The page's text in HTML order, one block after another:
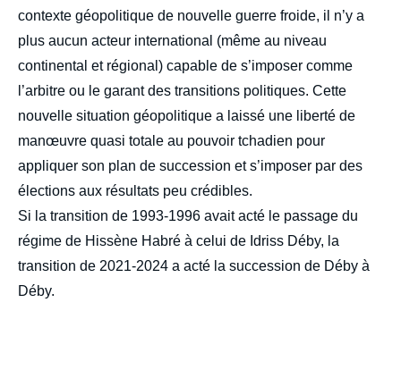
contexte géopolitique de nouvelle guerre froide, il n’y a
plus aucun acteur international (même au niveau
continental et régional) capable de s’imposer comme
l’arbitre ou le garant des transitions politiques. Cette
nouvelle situation géopolitique a laissé une liberté de
manœuvre quasi totale au pouvoir tchadien pour
appliquer son plan de succession et s’imposer par des
élections aux résultats peu crédibles.
Si la transition de 1993-1996 avait acté le passage du
régime de Hissène Habré à celui de Idriss Déby, la
transition de 2021-2024 a acté la succession de Déby à
Déby.